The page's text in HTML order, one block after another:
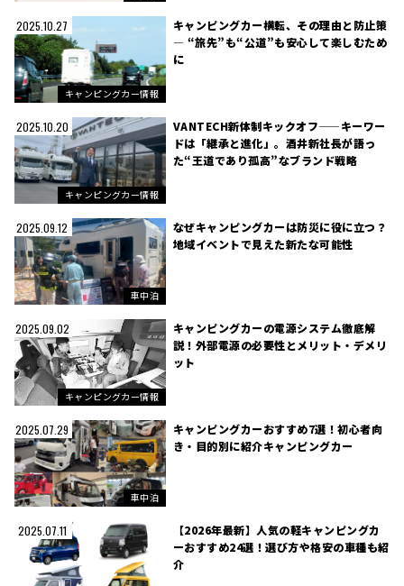
2025.10.27
キャンピングカー情報
キャンピングカー横転、その理由と防止策
― “旅先”も“公道”も安心して楽しむため
に
2025.10.20
キャンピングカー情報
VANTECH新体制キックオフ——キーワー
ドは「継承と進化」。酒井新社長が語っ
た“王道であり孤高”なブランド戦略
2025.09.12
車中泊
なぜキャンピングカーは防災に役に立つ？
地域イベントで見えた新たな可能性
2025.09.02
キャンピングカー情報
キャンピングカーの電源システム徹底解
説！外部電源の必要性とメリット・デメリ
ット
2025.07.29
車中泊
キャンピングカーおすすめ7選！初心者向
き・目的別に紹介キャンピングカー
2025.07.11
【2026年最新】人気の軽キャンピングカ
ーおすすめ24選！選び方や格安の車種も紹
介